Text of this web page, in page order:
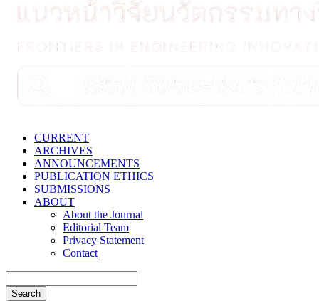
CURRENT
ARCHIVES
ANNOUNCEMENTS
PUBLICATION ETHICS
SUBMISSIONS
ABOUT
About the Journal
Editorial Team
Privacy Statement
Contact
Search